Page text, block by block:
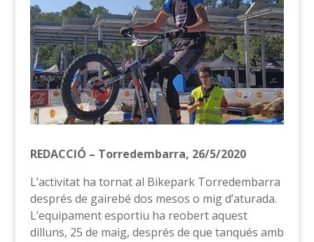
REDACCIÓ – Torredembarra, 26/5/2020
L’activitat ha tornat al Bikepark Torredembarra
després de gairebé dos mesos o mig d’aturada.
L’equipament esportiu ha reobert aquest
dilluns, 25 de maig, després de que tanqués amb